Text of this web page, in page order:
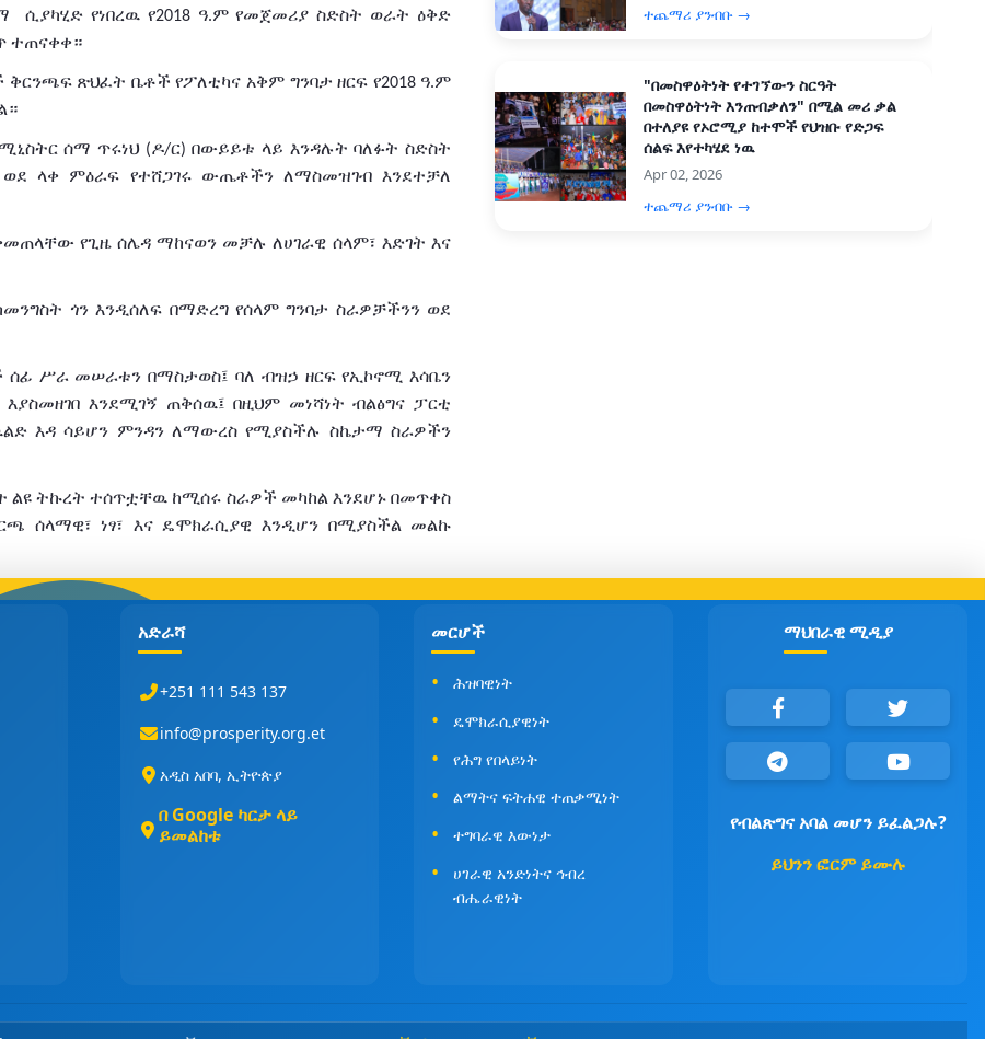
ሲያካሂድ የነበረዉ የ2018 ዓ.ም የመጀመሪያ ስድስት ወራት ዕቅድ
ተጠናቀቀ።
ቅርንጫፍ ጽህፈት ቤቶች የፖለቲካና አቅም ግንባታ ዘርፍ የ2018 ዓ.ም
ሰማ ጥሩነህ(ዶ/ር)በውይይቱ ላይ እንዳሉትባለፉት ስድስት
ወደ ላቀ ምዕራፍ የተሸጋገሩ
ውጤቶችን ለማስመዝገብ እንደተቻለ
የጊዜ ሰሌዳ ማከናወን መቻሉ ለሀገራዊ ሰላም፣ እድገት እና
ጎን እንዲሰለፍ በማድረግ የሰላም ግንባታ ስራዎቻችንን ወደ
ሰፊ ሥራ መሠራቱን በማስታወስ፤ ባለ ብዝኃ ዘርፍ የኢኮኖሚ እሳቤን
እያስመዘገበ እንደሚገኝ ጠቅሰዉ፤ በዚህም መነሻነት ብልፅግና ፓርቲ
እዳ ሳይሆን ምንዳን ለማውረስ የሚያስችሉ ስኬታማ ስራዎችን
ልዩ ትኩረት ተሰጥቷቸዉ ከሚሰሩ ስራዎች መካከል እንደሆኑ በመጥቀስ
ሰላማዊ፣ ነፃ፣ እና ዴሞክራሲያዊ እንዲሆን በሚያስችል መልኩ
ተጨማሪ ያንብቡ →
"በመስዋዕትነት የተገኘውን ስርዓት
በመስዋዕትነት እንጠብቃለን" በሚል መሪ ቃል
በተለያዩ የኦሮሚያ ከተሞች የህዝቡ የድጋፍ
ሰልፍ እየተካሄደ ነዉ
Apr 02, 2026
ተጨማሪ ያንብቡ →
አድራሻ
+251 111 543 137
info@prosperity.org.et
አዲስ አበባ, ኢትዮጵያ
በ Google ካርታ ላይ
ይመልከቱ
መርሆች
ሕዝባዊነት
ዴሞክራሲያዊነት
የሕግ የበላይነት
ልማትና ፍትሐዊ ተጠቃሚነት
ተግባራዊ እውነታ
ሀገራዊ አንድነትና ኅብረ
ብሔራዊነት
ማህበራዊ ሚዲያ
የብልጽግና አባል መሆን ይፈልጋሉ?
ይህንን ፎርም ይሙሉ